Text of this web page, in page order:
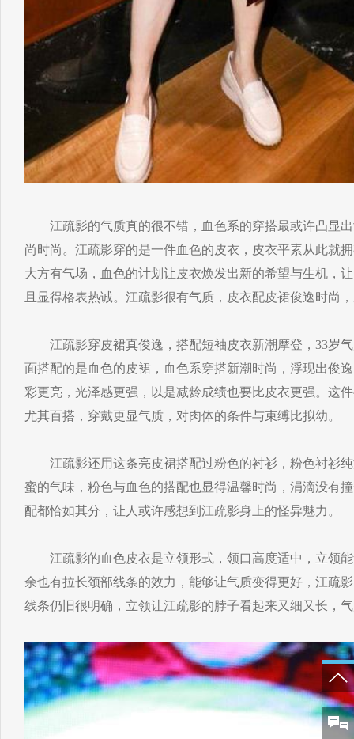
江疏影的气质真的很不错，血色系的穿搭最或许凸显出
尚时尚。江疏影穿的是一件血色的皮衣，皮衣平素从此就
大方有气场，血色的计划让皮衣焕发出新的希望与生机，
且显得格表热诚。江疏影很有气质，皮衣配皮裙俊逸时尚
江疏影穿皮裙真俊逸，搭配短袖皮衣新潮摩登，33岁气
面搭配的是血色的皮裙，血色系穿搭新潮时尚，浮现出俊
彩更亮，光泽感更强，以是减龄成绩也要比皮衣更强。这
尤其百搭，穿戴更显气质，对肉体的条件与束缚比拟幼。
江疏影还用这条亮皮裙搭配过粉色的衬衫，粉色衬衫纯
蜜的气味，粉色与血色的搭配也显得温馨时尚，涓滴没有
配都恰如其分，让人或许感想到江疏影身上的怪异魅力。
江疏影的血色皮衣是立领形式，领口高度适中，立领能
余也有拉长颈部线条的效力，能够让气质变得更好，江疏
线条仍旧很明确，立领让江疏影的脖子看起来又细又长，